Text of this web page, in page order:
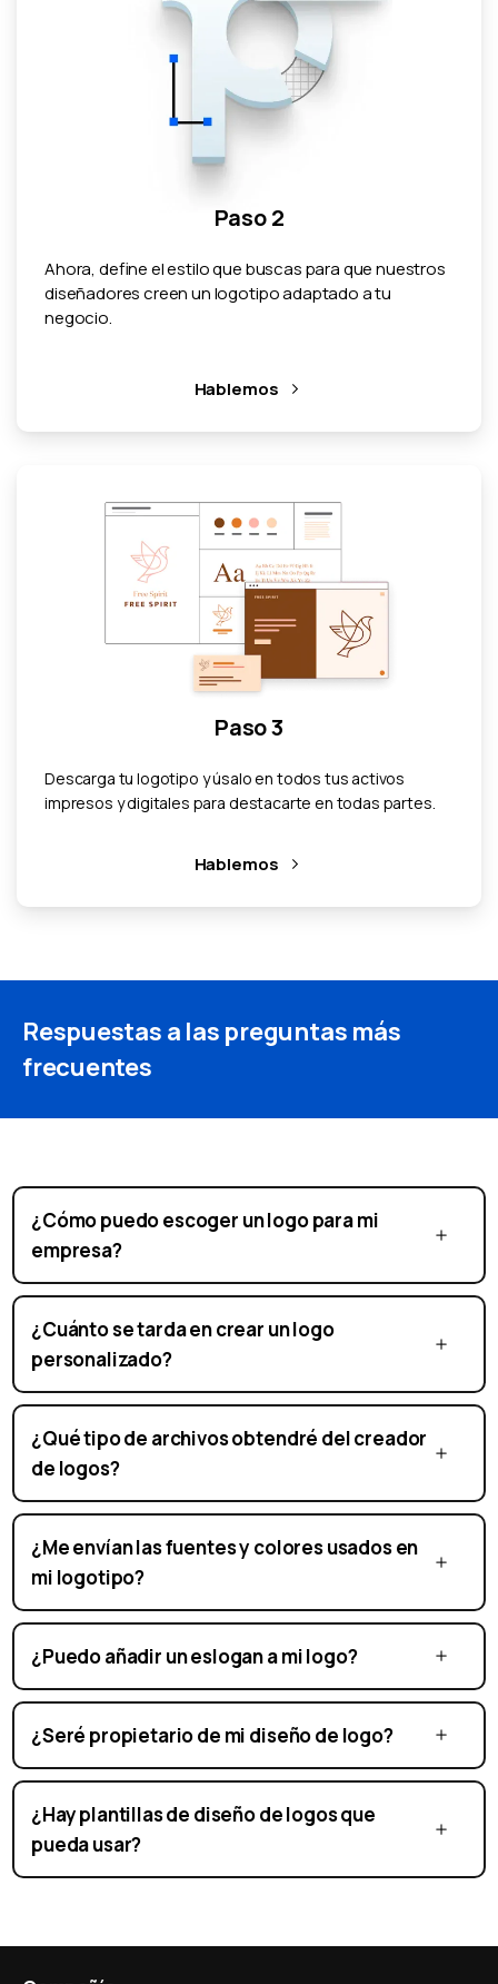
Paso 2
Ahora, define el estilo que buscas para que nuestros
diseñadores creen un logotipo adaptado a tu
negocio.
Hablemos
Paso 3
Descarga tu logotipo y úsalo en todos tus activos
impresos y digitales para destacarte en todas partes.
Hablemos
Respuestas a las preguntas más
frecuentes
¿Cómo puedo escoger un logo para mi
empresa?
¿Cuánto se tarda en crear un logo
personalizado?
¿Qué tipo de archivos obtendré del creador
de logos?
¿Me envían las fuentes y colores usados en
mi logotipo?
¿Puedo añadir un eslogan a mi logo?
¿Seré propietario de mi diseño de logo?
¿Hay plantillas de diseño de logos que
pueda usar?